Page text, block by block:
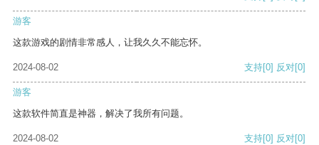
游客
这款游戏的剧情非常感人，让我久久不能忘怀。
2024-08-02 支持[0] 反对[0]
游客
这款软件简直是神器，解决了我所有问题。
2024-08-02 支持[0] 反对[0]